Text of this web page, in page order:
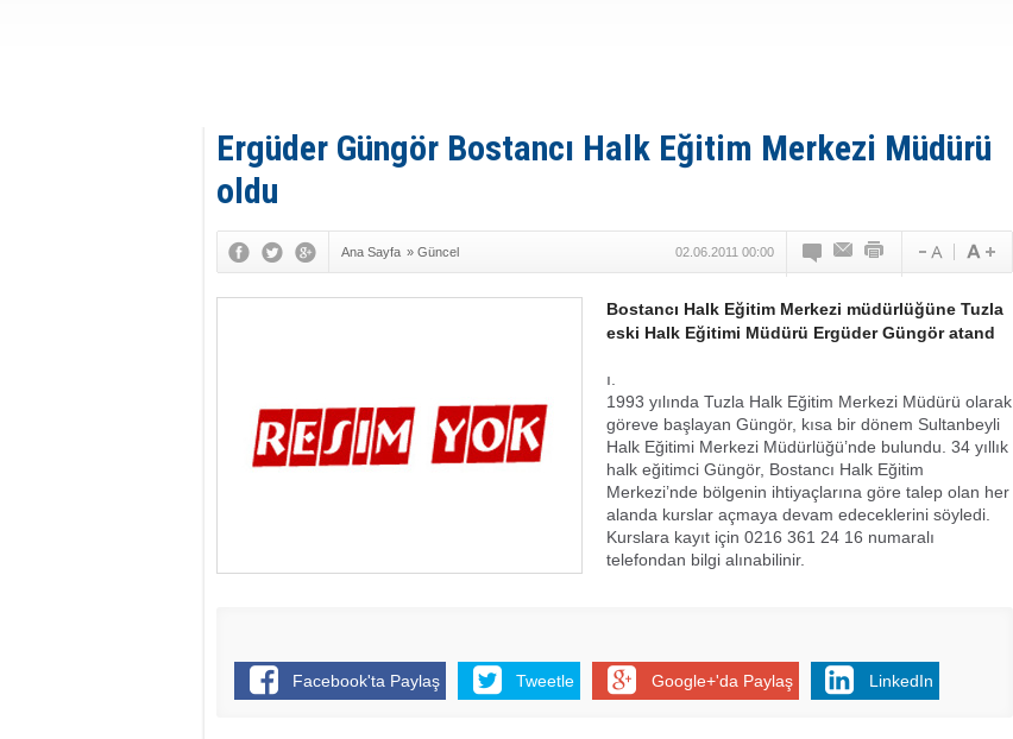
Ergüder Güngör Bostancı Halk Eğitim Merkezi Müdürü
oldu
Ana Sayfa » Güncel 02.06.2011 00:00
Bostancı Halk Eğitim Merkezi müdürlüğüne Tuzla
eski Halk Eğitimi Müdürü Ergüder Güngör atand
ı.
1993 yılında Tuzla Halk Eğitim Merkezi Müdürü olarak
göreve başlayan Güngör, kısa bir dönem Sultanbeyli
Halk Eğitimi Merkezi Müdürlüğü’nde bulundu. 34 yıllık
halk eğitimci Güngör, Bostancı Halk Eğitim
Merkezi’nde bölgenin ihtiyaçlarına göre talep olan her
alanda kurslar açmaya devam edeceklerini söyledi.
Kurslara kayıt için 0216 361 24 16 numaralı
telefondan bilgi alınabilinir.
Facebook'ta Paylaş Tweetle Google+'da Paylaş LinkedIn